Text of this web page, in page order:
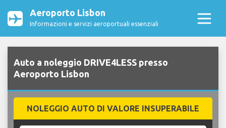
Aeroporto Lisbon
Informazioni e servizi aeroportuali essenziali
Auto a noleggio DRIVE4LESS presso
Aeroporto Lisbon
NOLEGGIO AUTO DI VALORE INSUPERABILE